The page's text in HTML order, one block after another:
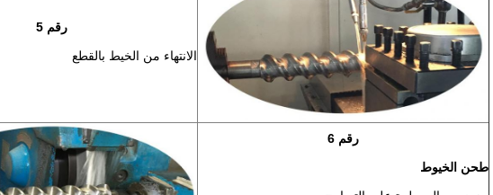
رقم 5
الانتهاء من الخيط بالقطع
رقم 6
طحن الخيوط